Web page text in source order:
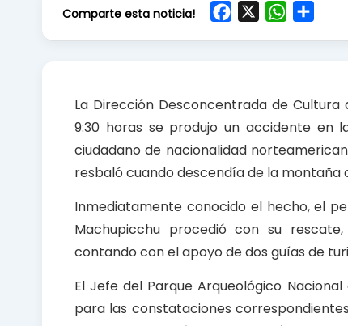
Comparte esta noticia!
o
k
W
p
p
La Dirección Desconcentrada de
9:30 horas se produjo un accidente en
ciudadano de nacionalidad
resbaló cuando descendía de la montaña
Inmediatamente conocido el hecho, el
Machupicchu procedió con su
contando con el apoyo de dos guías de
El Jefe del Parque Arqueológico
para las constataciones